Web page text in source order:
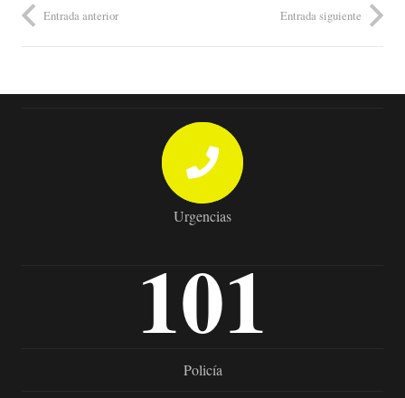
Entrada anterior Entrada siguiente
Urgencias
101
Policía